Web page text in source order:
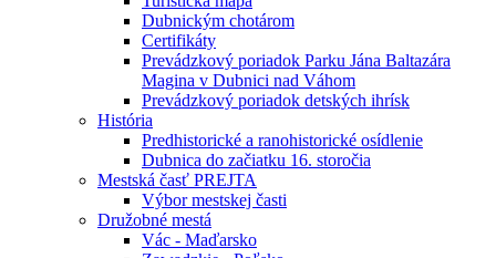
Dubnickým chotárom
Certifikáty
Prevádzkový poriadok Parku Jána Baltazára
Magina v Dubnici nad Váhom
Prevádzkový poriadok detských ihrísk
História
Predhistorické a ranohistorické osídlenie
Dubnica do začiatku 16. storočia
Mestská časť PREJTA
Výbor mestskej časti
Družobné mestá
Vác - Maďarsko